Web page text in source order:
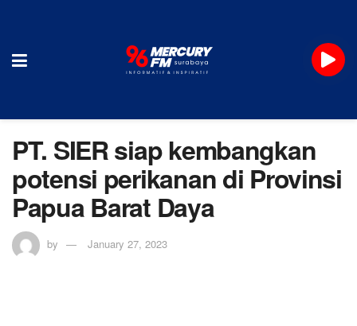
PT. SIER siap kembangkan
potensi perikanan di Provinsi
Papua Barat Daya
by January 27, 2023